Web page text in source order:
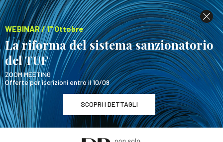
WEBINAR / 1° Ottobre
La riforma del sistema sanzionatorio
del TUF
ZOOM MEETING
Offerte per iscrizioni entro il 10/09
SCOPRI I DETTAGLI